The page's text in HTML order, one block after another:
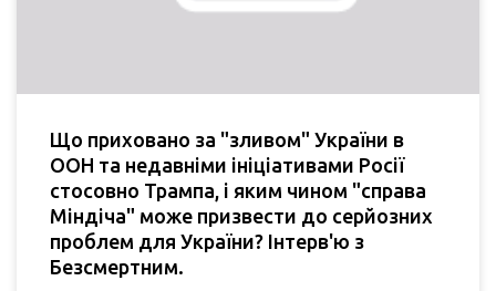
Що приховано за "зливом" України в
ООН та недавніми ініціативами Росії
стосовно Трампа, і яким чином "справа
Міндіча" може призвести до серйозних
проблем для України? Інтерв'ю з
Безсмертним.